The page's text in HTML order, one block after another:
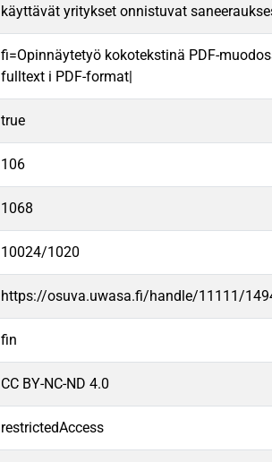
käyttävät yritykset onnistuvat
fi=Opinnäytetyö kokotekstinä PDF-
fulltext i PDF-format|
true
106
1068
10024/1020
https://osuva.uwasa.fi/handle/11111/
fin
CC BY-NC-ND 4.0
restrictedAccess